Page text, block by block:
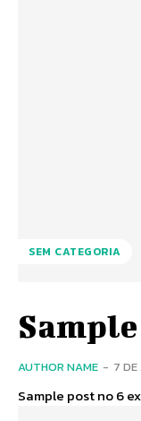
SEM CATEGORIA
AUTHOR NAME - 7
Sample post no 6